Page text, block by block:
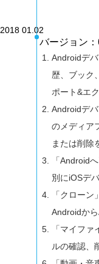
2018 01.02
バージョン
Androidデ
歴、ブック
ポート&エ
Androidデ
のメディア
または削除
「Android
別にiOSデ
「クロー
Androidか
「マイフ
ルの確認、